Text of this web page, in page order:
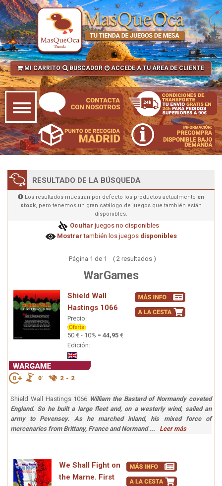
MI CARRITO BUSCADOR ACCEDE A TU ÁREA DE CLIENTE
RESULTADO DE LA BÚSQUEDA
Los resultados muestran por defecto los productos actualmente en
stock, pero tenemos un gran catálogo de juegos que también están
disponibles.
Ocultar juegos no disponibles
Mostrar también los juegos disponibles
Página 1 de 1 ( 2 resultados )
WarGames
Shield Wall
Hastings 1066
Precio:
50 € - 10% = 44,95 €
Edición:
Shield Wall Hastings 1066 William the Bastard of Normandy coveted
England. So he built a large fleet and, on a westerly wind, sailed an
army to Pevensey. As he marched inland, his mixed force of
mercenaries from Brittany, France and Normand ... Leer más
We Shall Fight on
the Marne. First